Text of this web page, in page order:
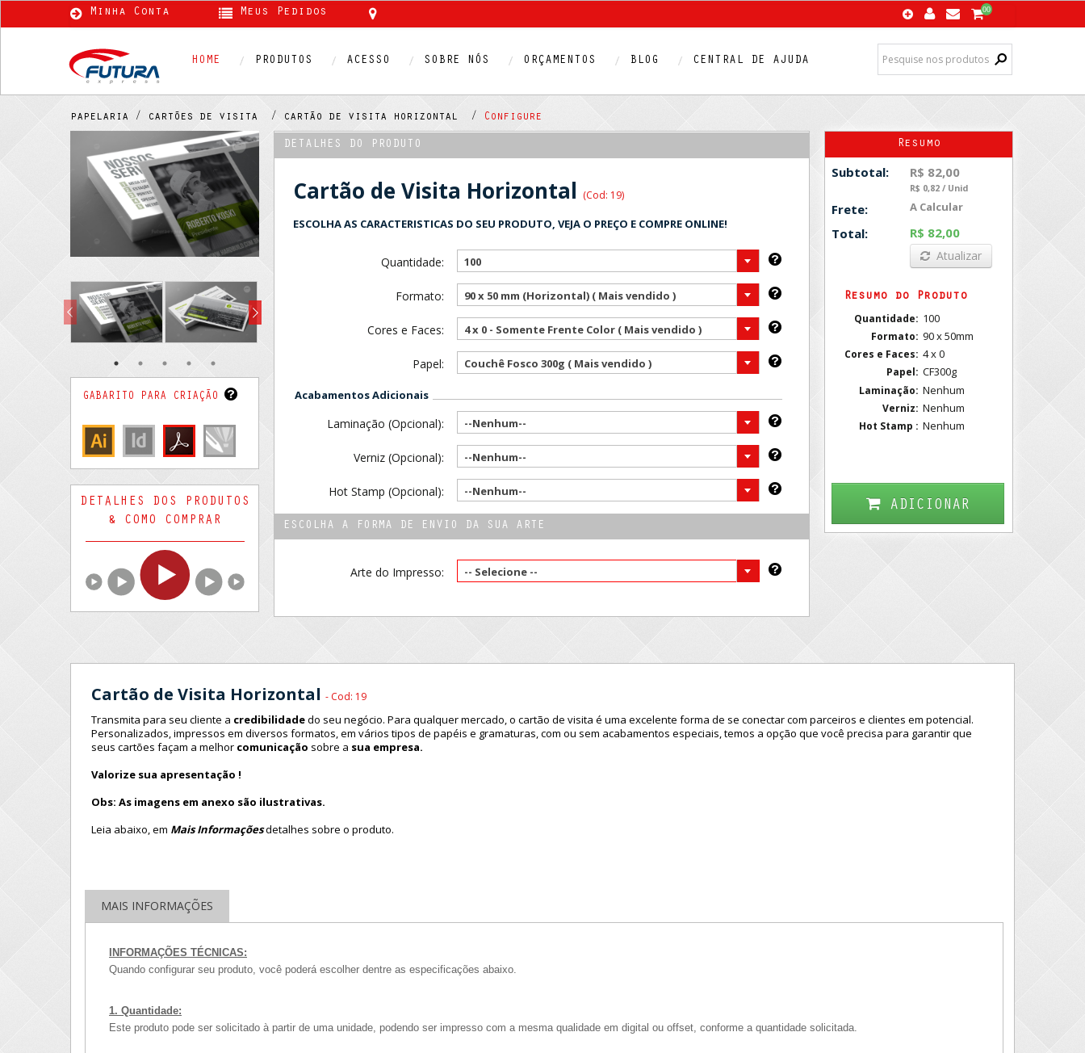
Minha Conta Meus Pedidos 00
HOME PRODUTOS ACESSO SOBRE NÓS ORÇAMENTOS BLOG CENTRAL DE AJUDA
papelaria / cartões de visita / cartão de visita horizontal / Configure
GABARITO PARA CRIAÇÃO
DETALHES DOS PRODUTOS
& COMO COMPRAR
DETALHES DO PRODUTO
Cartão de Visita Horizontal (Cod: 19)
ESCOLHA AS CARACTERISTICAS DO SEU PRODUTO, VEJA O PREÇO E COMPRE ONLINE!
Quantidade: 100
Formato: 90 x 50 mm (Horizontal) ( Mais vendido )
Cores e Faces: 4 x 0 - Somente Frente Color ( Mais vendido )
Papel: Couchê Fosco 300g ( Mais vendido )
Acabamentos Adicionais
Laminação (Opcional): --Nenhum--
Verniz (Opcional): --Nenhum--
Hot Stamp (Opcional): --Nenhum--
ESCOLHA A FORMA DE ENVIO DA SUA ARTE
Arte do Impresso: -- Selecione --
Resumo
Subtotal: R$ 82,00
R$ 0,82 / Unid
Frete: A Calcular
Total: R$ 82,00
Atualizar
Resumo do Produto
Quantidade: 100
Formato: 90 x 50mm
Cores e Faces: 4 x 0
Papel: CF300g
Laminação: Nenhum
Verniz: Nenhum
Hot Stamp : Nenhum
ADICIONAR
Cartão de Visita Horizontal - Cod: 19
Transmita para seu cliente a credibilidadedo seu negócio. Para qualquer mercado, o cartão de visita é uma excelente forma de se conectar com parceiros e clientes em potencial.
Personalizados, impressos em diversos formatos, em vários tipos de papéis e gramaturas, com ou sem acabamentos especiais, temos a opção que você precisa para garantir que
seus cartões façam a melhor comunicação sobre a sua empresa.
Valorize sua apresentação !
Obs: As imagens em anexo são ilustrativas.
Leia abaixo, em Mais Informaçõesdetalhes sobre o produto.
MAIS INFORMAÇÕES
INFORMAÇÕES TÉCNICAS:
Quando configurar seu produto, você poderá escolher dentre as especificações abaixo.
1. Quantidade:
Este produto pode ser solicitado à partir de uma unidade, podendo ser impresso com a mesma qualidade em digital ou offset, conforme a quantidade solicitada.